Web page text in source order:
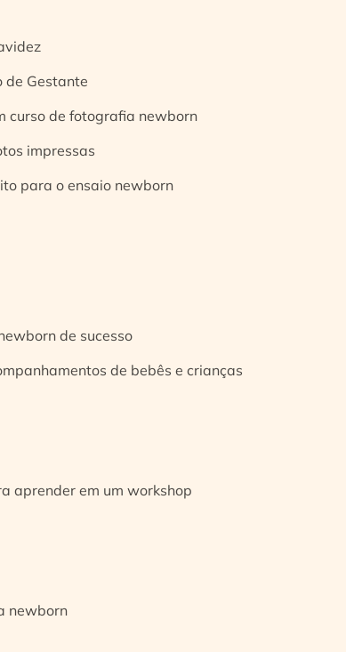
de Gestante
curso de fotografia newborn
impressas
para o ensaio newborn
de sucesso
de bebês e crianças
aprender em um workshop
newborn